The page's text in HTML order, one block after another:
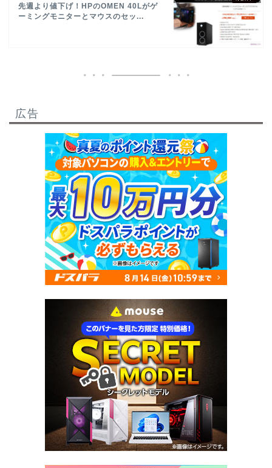
先週より値下げ！HPのOMEN 40Lがゲ
ーミングモニターとマウスのセッ...
広告